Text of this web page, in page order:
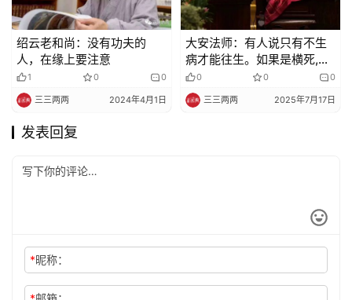
绍云老和尚：没有功夫的
人，在缘上要注意
1 0 0
三三两两 2024年4月1日
大安法师：有人说只有不生
病才能往生。如果是横死,比
如车祸、落水、喝药都不能
往生？
0 0 0
三三两两 2025年7月17日
发表回复
*昵称：